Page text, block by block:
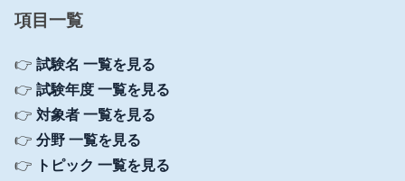
項目一覧
👉 試験名 一覧を見る
👉 試験年度 一覧を見る
👉 対象者 一覧を見る
👉 分野 一覧を見る
👉
トピック 一覧を見る